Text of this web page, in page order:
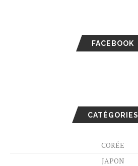
FACEBOOK
CATÉGORIES
CORÉE
JAPON